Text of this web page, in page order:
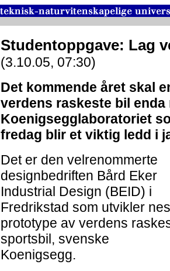
Studentoppgave: Lag
(3.10.05, 07:30)
Det kommende året skal
verdens raskeste bil enda
Koenigsegglaboratoriet
fredag blir et viktig ledd i
Det er den velrenommerte
designbedriften Bård Eker
Industrial Design (BEID) i
Fredrikstad som utvikler
prototype av verdens
sportsbil, svenske
Koenigsegg.